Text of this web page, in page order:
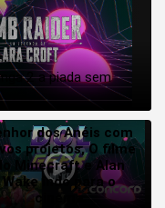
2 a piada sem
dos Anéis com
projetos, O filme
do Minecraft e Alan
Wake indo para o
cinema